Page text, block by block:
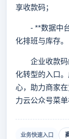
享收款码；
- **数据中台
化排班与库存。
企业收款码
化转型的入口
心，助力商家
力云公众号菜
业务快速入口